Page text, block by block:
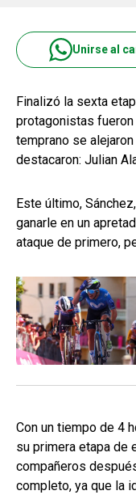
Unirse al
Finalizó la sexta
protagonistas
temprano se
destacaron: Julian
Este último,
ganarle en un
ataque de primero,
Con un tiempo de 4
su primera etapa de
compañeros
completo, ya que la